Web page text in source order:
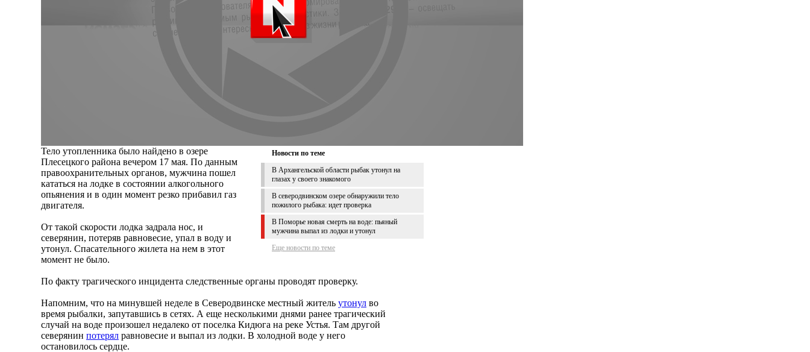
Новости по теме
В Архангельской области рыбак утонул на
глазах у своего знакомого
В северодвинском озере обнаружили тело
пожилого рыбака: идет проверка
В Поморье новая смерть на воде: пьяный
мужчина выпал из лодки и утонул
Еще новости по теме
Тело утопленника было найдено в озере
Плесецкого района вечером 17 мая. По данным
правоохранительных органов, мужчина пошел
кататься на лодке в состоянии алкогольного
опьянения и в один момент резко прибавил газ
двигателя.
От такой скорости лодка задрала нос, и
северянин, потеряв равновесие, упал в воду и
утонул. Спасательного жилета на нем в этот
момент не было.
По факту трагического инцидента следственные органы проводят проверку.
Напомним, что на минувшей неделе в Северодвинске местный житель утонул во
время рыбалки, запутавшись в сетях. А еще несколькими днями ранее трагический
случай на воде произошел недалеко от поселка Кидюга на реке Устья. Там другой
северянин потерял равновесие и выпал из лодки. В холодной воде у него
остановилось сердце.